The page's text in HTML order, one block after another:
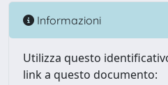
Informazioni
Utilizza questo
link a questo documento: